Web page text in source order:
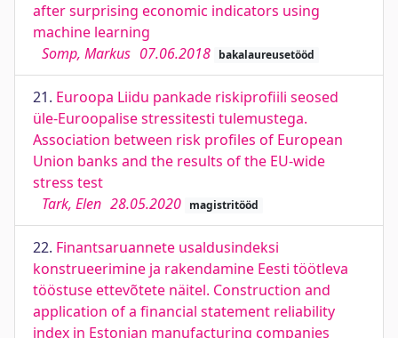
after surprising economic indicators using
machine learning
Somp, Markus 07.06.2018 bakalaureusetööd
21. Euroopa Liidu pankade riskiprofiili seosed
üle-Euroopalise stressitesti tulemustega.
Association between risk profiles of European
Union banks and the results of the EU-wide
stress test
Tark, Elen 28.05.2020 magistritööd
22. Finantsaruannete usaldusindeksi
konstrueerimine ja rakendamine Eesti töötleva
tööstuse ettevõtete näitel. Construction and
application of a financial statement reliability
index in Estonian manufacturing companies